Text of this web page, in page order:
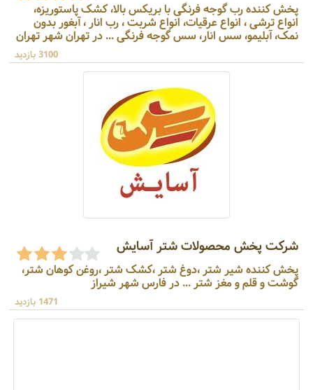
پخش کننده رب گوجه فرنگی با بریکس بالا، کشک پاستوریزه،
انواع ترشی ، انواع عرقیات، انواع شربت ، رب انار ، آبغور بدون
نمک، آبلیمو، سس انار، سس گوجه فرنگی ... در تهران شهر تهران
3100 بازدید
شرکت پخش محصولات شتر آسایش
پخش کننده شیر شتر ،دوغ شتر ،کشک شتر ،روغن کوهان شتر،
گوشت و قلم و مغز شتر ... در فارس شهر شیراز
1471 بازدید